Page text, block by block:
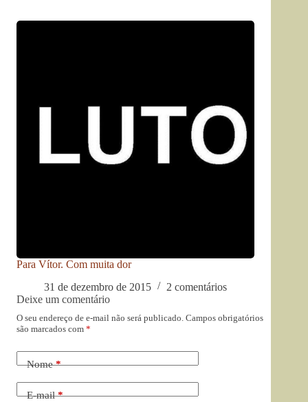
Para Vítor. Com muita dor
31 de dezembro de 2015
2 comentários
Deixe um comentário
O seu endereço de e-mail não será publicado. Campos obrigatórios
são marcados com *
Nome*
E-mail*